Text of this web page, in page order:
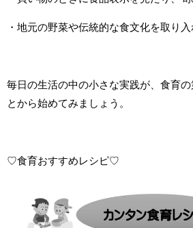
・地元の野菜や伝統的な食文化を取り
毎日の生活の中の小さな実践が、食育
とから始めてみましょう。
♡食育おすすめレシピ♡